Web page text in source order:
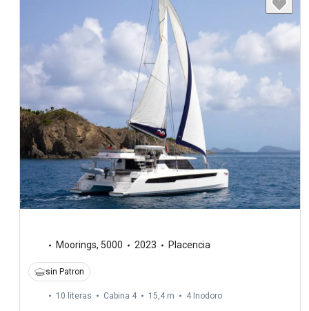
Moorings, 5000 2023 Placencia
sin Patron
10 literas Cabina 4 15,4 m 4 Inodoro